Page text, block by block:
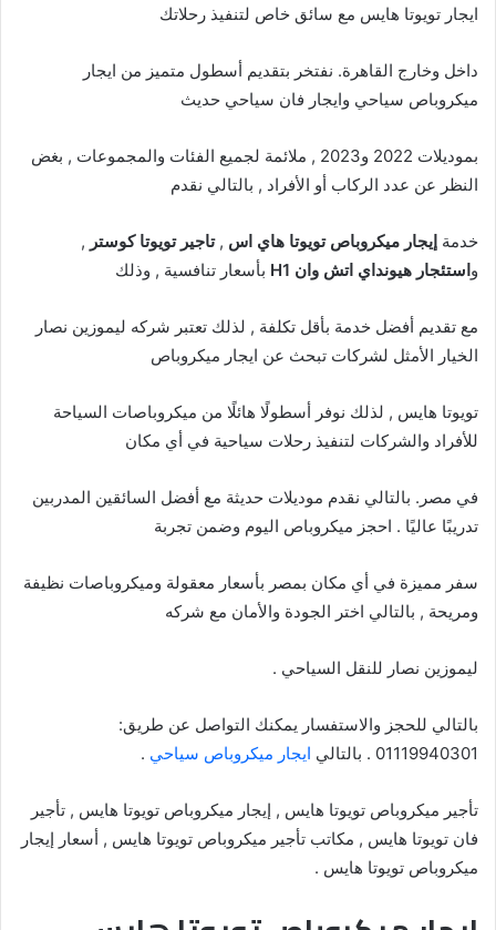
ايجار تويوتا هايس مع سائق خاص لتنفيذ رحلاتك
داخل وخارج القاهرة. نفتخر بتقديم أسطول متميز من ايجار
ميكروباص سياحي وايجار فان سياحي حديث
بموديلات 2022 و2023 , ملائمة لجميع الفئات والمجموعات , بغض
النظر عن عدد الركاب أو الأفراد , بالتالي نقدم
خدمة إيجار ميكروباص تويوتا هاي اس ,تاجير تويوتا كوستر ,
واستئجار هيونداي اتش وان H1 بأسعار تنافسية , وذلك
مع تقديم أفضل خدمة بأقل تكلفة , لذلك تعتبر شركه ليموزين نصار
الخيار الأمثل لشركات تبحث عن ايجار ميكروباص
تويوتا هايس , لذلك نوفر أسطولًا هائلًا من ميكروباصات السياحة
للأفراد والشركات لتنفيذ رحلات سياحية في أي مكان
في مصر. بالتالي نقدم موديلات حديثة مع أفضل السائقين المدربين
تدريبًا عاليًا . احجز ميكروباص اليوم وضمن تجربة
سفر مميزة في أي مكان بمصر بأسعار معقولة وميكروباصات نظيفة
ومريحة , بالتالي اختر الجودة والأمان مع شركه
ليموزين نصار للنقل السياحي .
بالتالي للحجز والاستفسار يمكنك التواصل عن طريق:
01119940301 . بالتالي
ايجار ميكروباص سياحي .
تأجير ميكروباص تويوتا هايس , إيجار ميكروباص تويوتا هايس , تأجير
فان تويوتا هايس , مكاتب تأجير ميكروباص تويوتا هايس , أسعار إيجار
ميكروباص تويوتا هايس .